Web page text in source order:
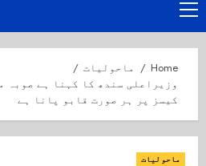
Primary
Menu
Home
ماحولیات
وزیراعلی سندھ کا کہنا ہے صوبہ
کیسز پر ہر صورت قابو پانا ہے
ماحولیات